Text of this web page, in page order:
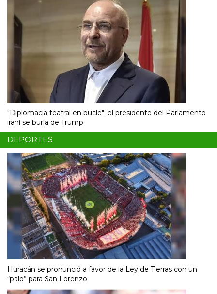
"Diplomacia teatral en bucle": el presidente del Parlamento
iraní se burla de Trump
DEPORTES
Huracán se pronunció a favor de la Ley de Tierras con un
“palo” para San Lorenzo